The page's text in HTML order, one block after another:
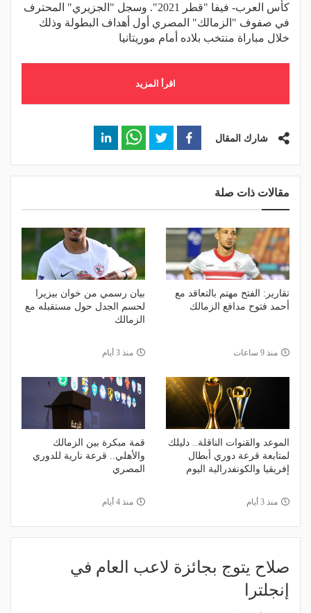
كأس العرب- فيفا "قطر 2021". وسجل "الجزيري" المحترف
في صفوف "الزمالك" المصري أول أهداف البطولة وذلك
خلال مباراة منتخب بلاده أمام موريتانيا
اقرأ المزيد
شارك المقال
مقالات ذات صلة
تقارير: الفتح مهتم بالتعاقد مع
أحمد فتوح مدافع الزمالك
منذ 9 ساعات
بيان رسمي من خوان بيزيرا
لحسم الجدل حول مستقبله مع
الزمالك
منذ 3 أيام
الموعد والقنوات الناقلة.. دليلك
لمتابعة قرعة دوري أبطال
إفريقيا والكونفدرالية اليوم
منذ 3 أيام
قمة مبكرة بين الزمالك
والأهلي.. قرعة نارية للدوري
المصري
منذ 4 أيام
صلاح يتوج بجائزة لاعب العام في
إنجلترا